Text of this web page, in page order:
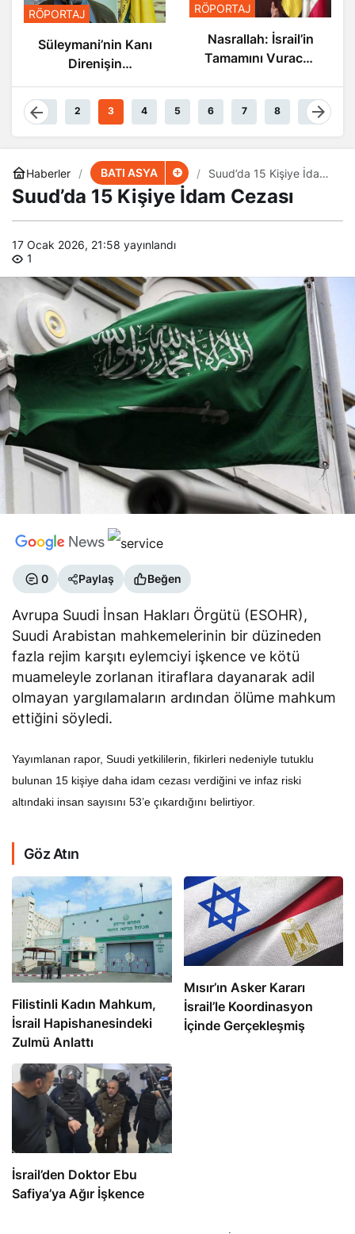
RÖPORTAJ
Süleymani’nin Kanı
Direnişin
Damarlarında
Akıyor
RÖPORTAJ
Nasrallah: İsrail’in
Tamamını Vuracak
1 2 3 4 5 6 7 8 9
Haberler BATI ASYA
Suud’da 15 Kişiye İdam
Cezası
Suud’da 15 Kişiye İdam Cezası
17 Ocak 2026, 21:58 yayınlandı
1
0 Paylaş Beğen
Avrupa Suudi İnsan Hakları Örgütü (ESOHR),
Suudi Arabistan mahkemelerinin bir düzineden
fazla rejim karşıtı eylemciyi işkence ve kötü
muameleyle zorlanan itiraflara dayanarak adil
olmayan yargılamaların ardından ölüme mahkum
ettiğini söyledi.
Yayımlanan rapor, Suudi yetkililerin, fikirleri nedeniyle tutuklu
bulunan 15 kişiye daha idam cezası verdiğini ve infaz riski
altındaki insan sayısını 53’e çıkardığını belirtiyor.
Göz Atın
Filistinli Kadın Mahkum,
İsrail Hapishanesindeki
Zulmü Anlattı
Mısır’ın Asker Kararı
İsrail’le Koordinasyon
İçinde Gerçekleşmiş
İsrail’den Doktor Ebu
Safiya’ya Ağır İşkence